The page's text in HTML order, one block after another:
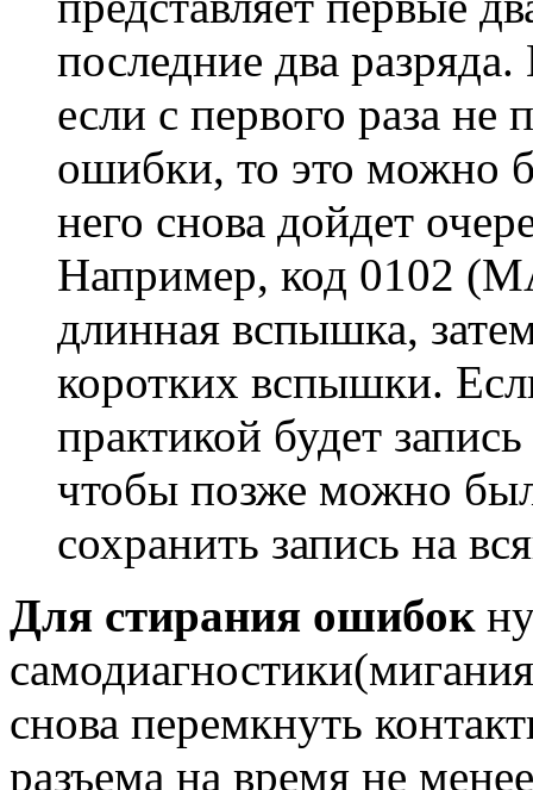
последние два
если с первого раза не
ошибки, то это можно
него снова дойдет
Например, код 0102
длинная вспышка,
коротких вспышки.
практикой будет
чтобы позже можно
сохранить запись на
Для стирания ошибок
снова перемкнуть
разъема на время не